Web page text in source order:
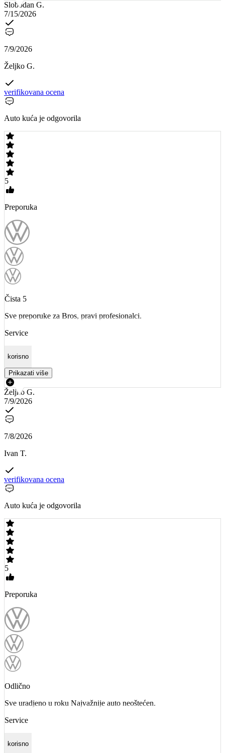
Slobodan G.
7/15/2026
7/9/2026
Željko G.
verifikovana ocena
Auto kuća je odgovorila
5
Preporuka
Čista 5
Sve preporuke za Bros, pravi profesionalci.
Service
korisno
Prikazati više
Željko G.
7/9/2026
7/8/2026
Ivan T.
verifikovana ocena
Auto kuća je odgovorila
5
Preporuka
Odlično
Sve uradjeno u roku Najvažnije auto neoštećen.
Service
korisno